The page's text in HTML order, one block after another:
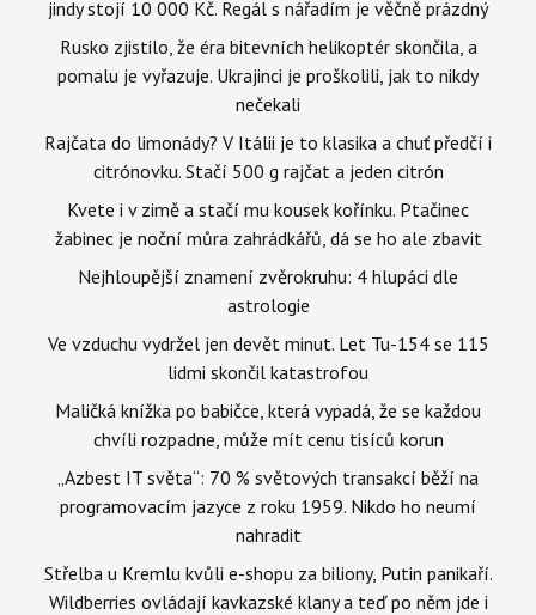
jindy stojí 10 000 Kč. Regál s nářadím je věčně prázdný
Rusko zjistilo, že éra bitevních helikoptér skončila, a
pomalu je vyřazuje. Ukrajinci je proškolili, jak to nikdy
nečekali
Rajčata do limonády? V Itálii je to klasika a chuť předčí i
citrónovku. Stačí 500 g rajčat a jeden citrón
Kvete i v zimě a stačí mu kousek kořínku. Ptačinec
žabinec je noční můra zahrádkářů, dá se ho ale zbavit
Nejhloupější znamení zvěrokruhu: 4 hlupáci dle
astrologie
Ve vzduchu vydržel jen devět minut. Let Tu-154 se 115
lidmi skončil katastrofou
Maličká knížka po babičce, která vypadá, že se každou
chvíli rozpadne, může mít cenu tisíců korun
„Azbest IT světa“: 70 % světových transakcí běží na
programovacím jazyce z roku 1959. Nikdo ho neumí
nahradit
Střelba u Kremlu kvůli e-shopu za biliony, Putin panikaří.
Wildberries ovládají kavkazské klany a teď po něm jde i